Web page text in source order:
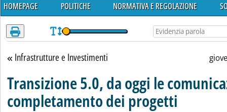
HOMEPAGE POLITICHE NORMATIVA E REGOLAZIONE
Torna alla sezione
Infrastrutture e Investimenti
Transizione 5.0, da oggi le
completamento dei progetti